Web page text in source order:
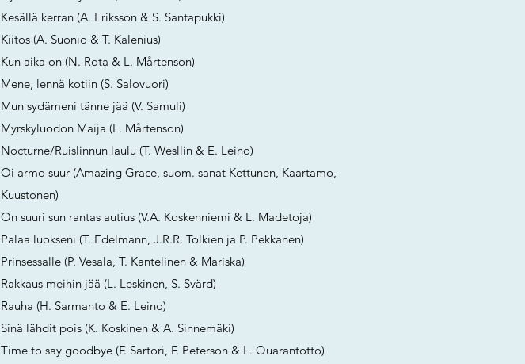
Kesällä kerran (A. Eriksson & S. Santapukki)
Kiitos (A. Suonio & T. Kalenius)
Kun aika on (N. Rota & L. Mårtenson)
Mene, lennä kotiin (S. Salovuori)
Mun sydämeni tänne jää (V. Samuli)
Myrskyluodon Maija (L. Mårtenson)
Nocturne/Ruislinnun laulu (T. Wesllin & E. Leino)
Oi armo suur (Amazing Grace, suom. sanat Kettunen, Kaartamo,
Kuustonen)
On suuri sun rantas autius (V.A. Koskenniemi & L. Madetoja)
Palaa luokseni (T. Edelmann, J.R.R. Tolkien ja P. Pekkanen)
Prinsessalle (P. Vesala, T. Kantelinen & Mariska)
Rakkaus meihin jää (L. Leskinen, S. Svärd)
Rauha (H. Sarmanto & E. Leino)
Sinä lähdit pois (K. Koskinen & A. Sinnemäki)
Time to say goodbye (F. Sartori, F. Peterson & L. Quarantotto)